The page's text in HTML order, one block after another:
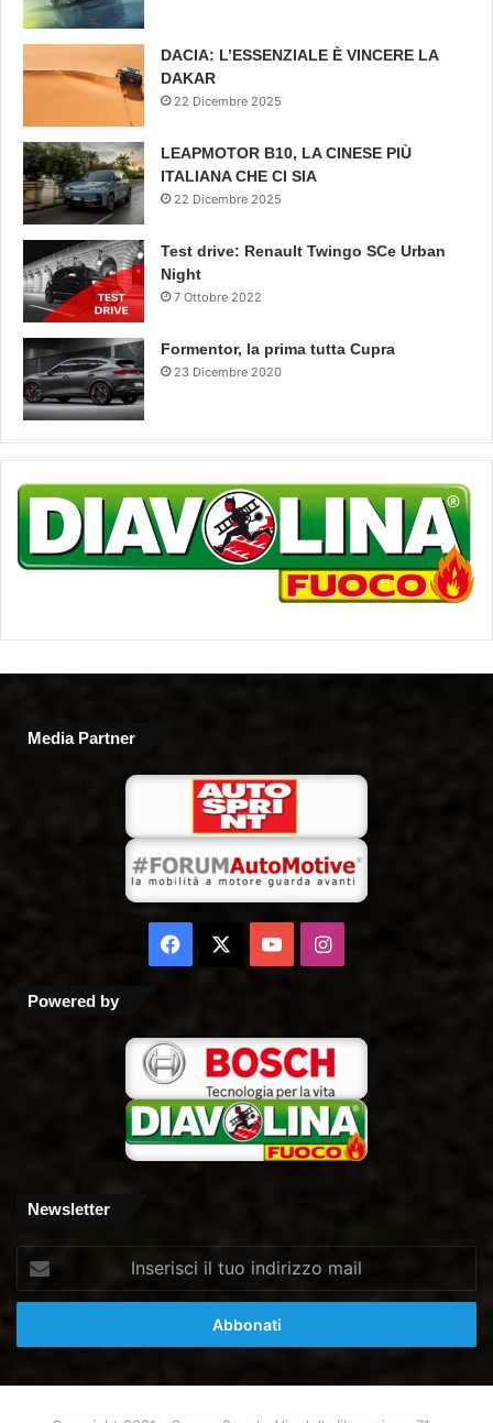
DACIA: L’ESSENZIALE È VINCERE LA
DAKAR
22 Dicembre 2025
LEAPMOTOR B10, LA CINESE PIÙ
ITALIANA CHE CI SIA
22 Dicembre 2025
Test drive: Renault Twingo SCe Urban
Night
7 Ottobre 2022
Formentor, la prima tutta Cupra
23 Dicembre 2020
Media Partner
Facebook
You Instagram
Powered by
Newsletter
tuo
mail